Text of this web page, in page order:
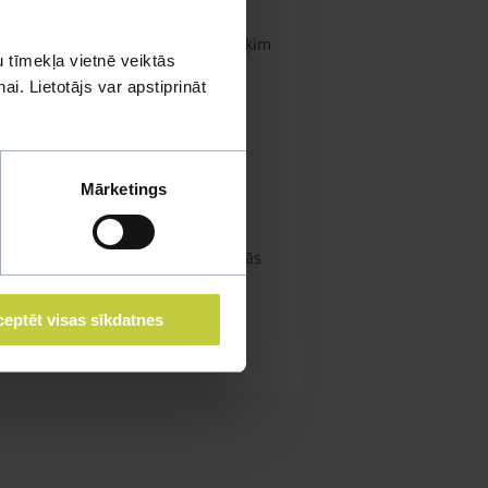
tīmekļa vietnē veiktās
Lietotājs var apstiprināt
Mārketings
visas sīkdatnes
īsspalvaino kaķu. Šim kaķim
rotaļīgumu līdz lielam
viņa kažoku izsukāt ar cūkas
kaķu krāsas.
ir zilas. Tāpat kā visu citu
Tumšās iezīmes viņiem parādās